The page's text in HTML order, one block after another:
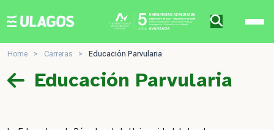
Ulagos Template
Home > Carreras > Educación Parvularia
Educación Parvularia